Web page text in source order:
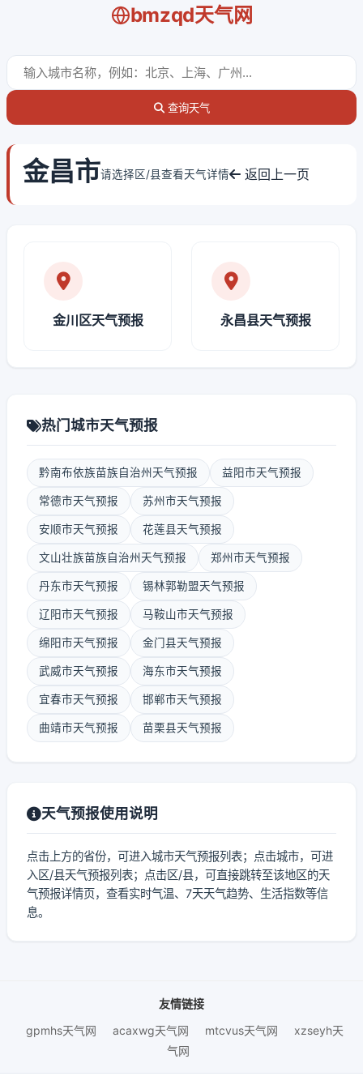
bmzqd天气网
查询天气
金昌市请选择区/县查看天气详情 返回上一页
金川区天气预报 永昌县天气预报
热门城市天气预报
黔南布依族苗族自治州天气预报 益阳市天气预报
常德市天气预报 苏州市天气预报
安顺市天气预报 花莲县天气预报
文山壮族苗族自治州天气预报 郑州市天气预报
丹东市天气预报 锡林郭勒盟天气预报
辽阳市天气预报 马鞍山市天气预报
绵阳市天气预报 金门县天气预报
武威市天气预报 海东市天气预报
宜春市天气预报 邯郸市天气预报
曲靖市天气预报 苗栗县天气预报
天气预报使用说明
点击上方的省份，可进入城市天气预报列表；点击城市，可进
入区/县天气预报列表；点击区/县，可直接跳转至该地区的天
气预报详情页，查看实时气温、7天天气趋势、生活指数等信
息。
友情链接
gpmhs天气网
acaxwg天气网 mtcvus天气网
xzseyh天
气网